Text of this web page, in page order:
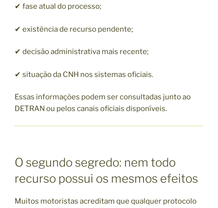
✔ fase atual do processo;
✔ existência de recurso pendente;
✔ decisão administrativa mais recente;
✔ situação da CNH nos sistemas oficiais.
Essas informações podem ser consultadas junto ao
DETRAN ou pelos canais oficiais disponíveis.
O segundo segredo: nem todo
recurso possui os mesmos efeitos
Muitos motoristas acreditam que qualquer protocolo